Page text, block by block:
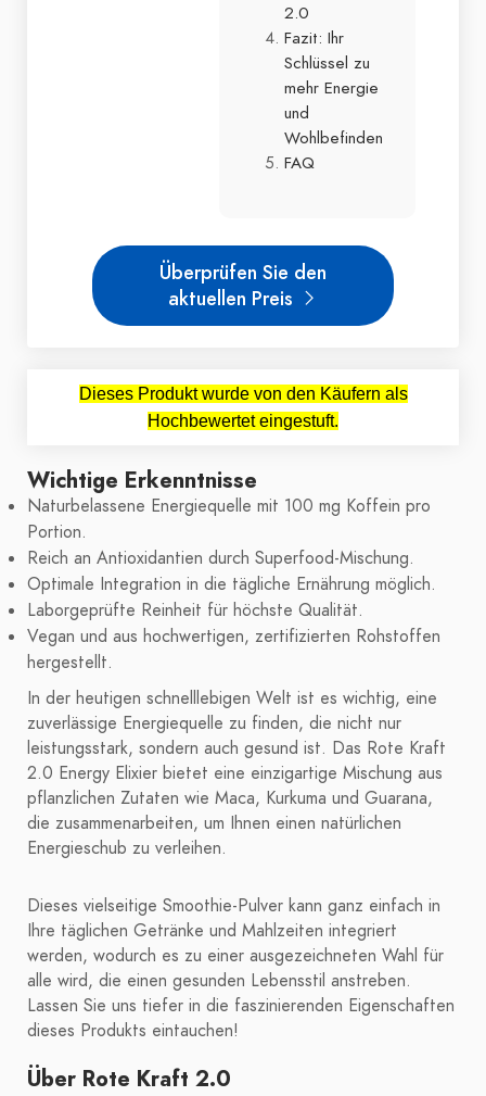
2.0
Fazit: Ihr
Schlüssel zu
mehr Energie
und
Wohlbefinden
FAQ
Überprüfen Sie den
aktuellen Preis
Dieses Produkt wurde von den Käufern als
Hochbewertet eingestuft.
Wichtige Erkenntnisse
Naturbelassene Energiequelle mit 100 mg Koffein pro
Portion.
Reich an Antioxidantien durch Superfood-Mischung.
Optimale Integration in die tägliche Ernährung möglich.
Laborgeprüfte Reinheit für höchste Qualität.
Vegan und aus hochwertigen, zertifizierten Rohstoffen
hergestellt.
In der heutigen schnelllebigen Welt ist es wichtig, eine
zuverlässige Energiequelle zu finden, die nicht nur
leistungsstark, sondern auch gesund ist. Das Rote Kraft
2.0 Energy Elixier bietet eine einzigartige Mischung aus
pflanzlichen Zutaten wie Maca, Kurkuma und Guarana,
die zusammenarbeiten, um Ihnen einen natürlichen
Energieschub zu verleihen.
Dieses vielseitige Smoothie-Pulver kann ganz einfach in
Ihre täglichen Getränke und Mahlzeiten integriert
werden, wodurch es zu einer ausgezeichneten Wahl für
alle wird, die einen gesunden Lebensstil anstreben.
Lassen Sie uns tiefer in die faszinierenden Eigenschaften
dieses Produkts eintauchen!
Über Rote Kraft 2.0